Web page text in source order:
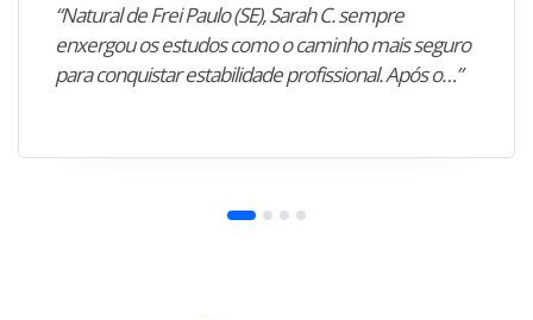
“Natural de Frei Paulo (SE), Sarah C. sempre
enxergou os estudos como o caminho mais seguro
para conquistar estabilidade profissional. Após o…”